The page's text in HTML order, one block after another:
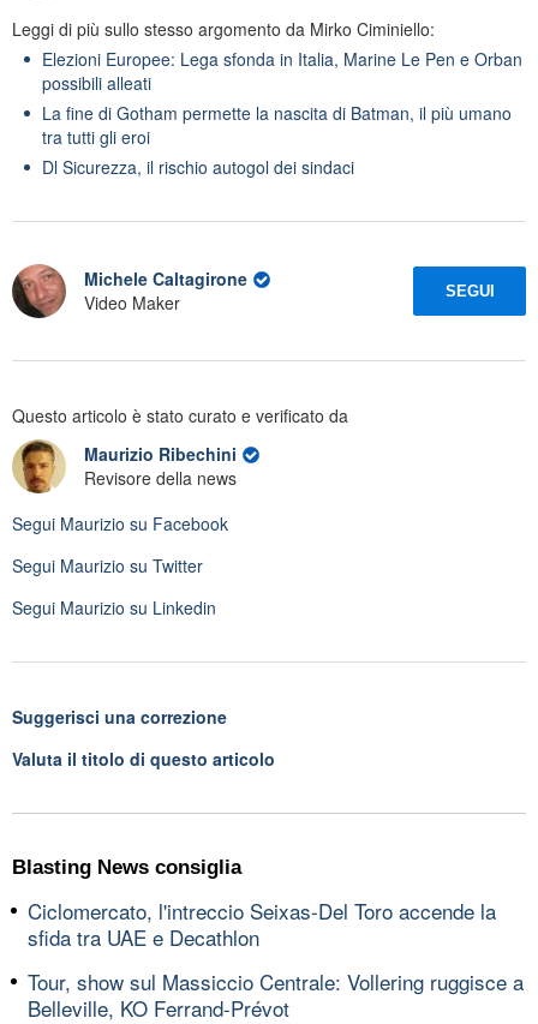
Leggi di più sullo stesso argomento da Mirko Ciminiello:
Elezioni Europee: Lega sfonda in Italia, Marine Le Pen e Orban
possibili alleati
La fine di Gotham permette la nascita di Batman, il più umano
tra tutti gli eroi
Dl Sicurezza, il rischio autogol dei sindaci
Michele Caltagirone
Video Maker
SEGUI
Questo articolo è stato curato e verificato da
Maurizio Ribechini
Revisore della news
Segui Maurizio su Facebook
Segui Maurizio su Twitter
Segui Maurizio su Linkedin
Suggerisci una correzione
Valuta il titolo di questo articolo
Blasting News consiglia
Ciclomercato, l'intreccio Seixas-Del Toro accende la
sfida tra UAE e Decathlon
Tour, show sul Massiccio Centrale: Vollering ruggisce a
Belleville, KO Ferrand-Prévot